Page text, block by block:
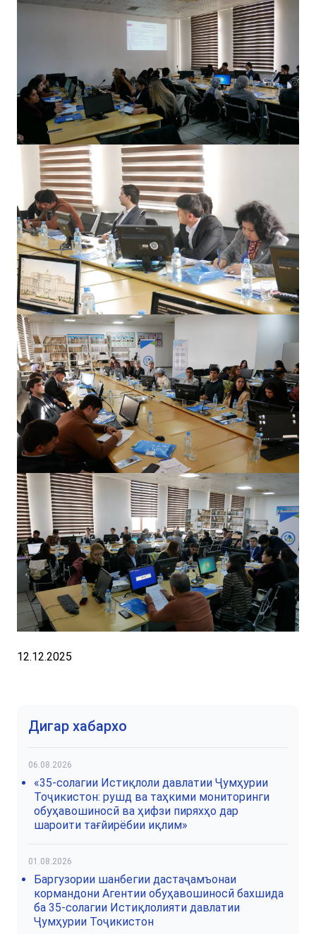
12.12.2025
Дигар хабархо
06.08.2026
«35-солагии Истиқлоли давлатии Ҷумҳурии
Тоҷикистон: рушд ва таҳкими мониторинги
обуҳавошиносӣ ва ҳифзи пиряхҳо дар
шароити тағйирёбии иқлим»
01.08.2026
Баргузории шанбегии дастаҷамъонаи
кормандони Агентии обуҳавошиносӣ бахшида
ба 35-солагии Истиқлолияти давлатии
Ҷумҳурии Тоҷикистон